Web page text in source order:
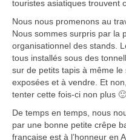
Notre région, la
Ville : Paris
Blog
Catégories
Commentaires
touristes asiatiques trouvent
Nous nous promenons au
Nous sommes surpris par la
organisationnel des stands.
tous installés sous des
sur de petits tapis à même
exposées et à vendre. Et
tenter cette fois-ci non plus 🙂
De temps en temps, nous
par une bonne petite crêpe
française est à l’honneur en